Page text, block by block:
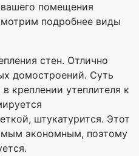
помещения
подробнее виды
стен. Отлично
домостроений. Суть
креплении утеплителя к
штукатурится. Этот
экономным, поэтому